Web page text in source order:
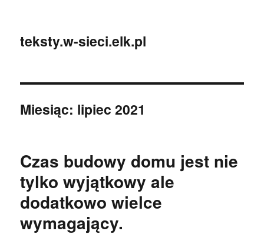
teksty.w-sieci.elk.pl
Miesiąc: lipiec 2021
Czas budowy domu jest nie
tylko wyjątkowy ale
dodatkowo wielce
wymagający.